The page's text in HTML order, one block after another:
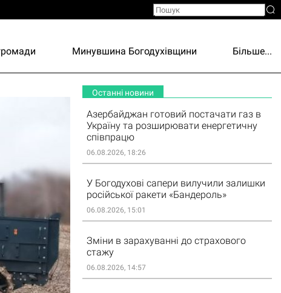
Минувшина Богодухівщини Більше...
Останні новини
Азербайджан готовий постачати газ в
Україну та розширювати енергетичну
співпрацю
06.08.2026, 18:26
У Богодухові сапери вилучили залишки
російської ракети «Бандероль»
06.08.2026, 15:01
Зміни в зарахуванні до страхового
стажу
06.08.2026, 14:57